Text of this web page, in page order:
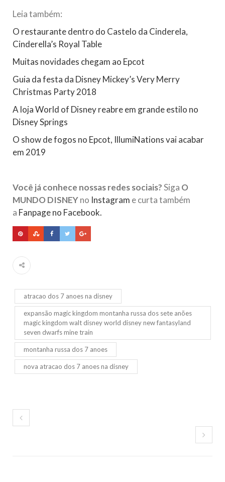
Leia também:
O restaurante dentro do Castelo da Cinderela,
Cinderella’s Royal Table
Muitas novidades chegam ao Epcot
Guia da festa da Disney Mickey’s Very Merry
Christmas Party 2018
A loja World of Disney reabre em grande estilo no
Disney Springs
O show de fogos no Epcot, IllumiNations vai acabar
em 2019
Você já conhece nossas redes sociais?Siga O
MUNDO DISNEYno Instagram e curta também
a Fanpage no Facebook.
atracao dos 7 anoes na disney
expansão magic kingdom montanha russa dos sete anões
magic kingdom walt disney world disney new fantasyland
seven dwarfs mine train
montanha russa dos 7 anoes
nova atracao dos 7 anoes na disney